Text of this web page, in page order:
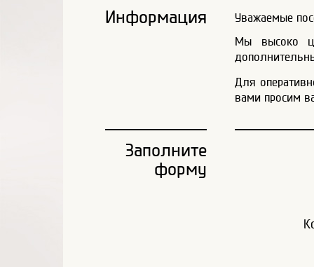
Информация
Уважаемые
Мы высоко
Для
вами просим
Заполните
форму